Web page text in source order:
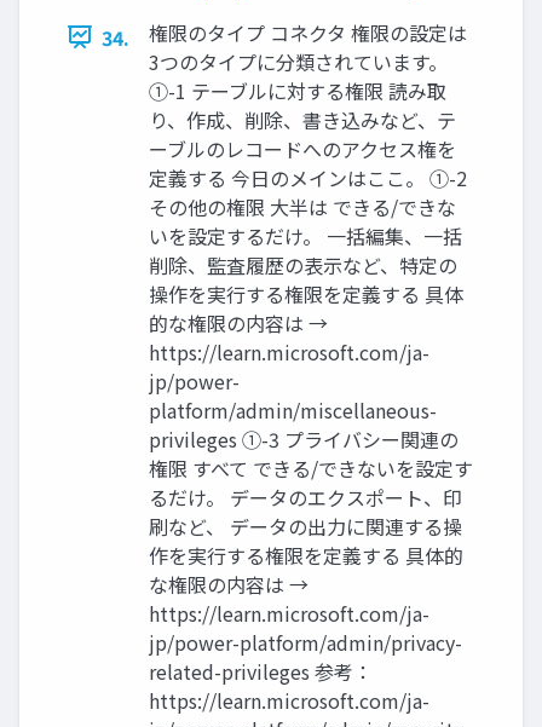
34.
権限のタイプ コネクタ 権限の設定は
3つのタイプに分類されています。
①-1 テーブルに対する権限 読み取
り、作成、削除、書き込みなど、テ
ーブルのレコードへのアクセス権を
定義する 今日のメインはここ。 ①-2
その他の権限 大半は できる/できな
いを設定するだけ。 一括編集、一括
削除、監査履歴の表示など、特定の
操作を実行する権限を定義する 具体
的な権限の内容は →
https://learn.microsoft.com/ja-
jp/power-
platform/admin/miscellaneous-
privileges ①-3 プライバシー関連の
権限 すべて できる/できないを設定す
るだけ。 データのエクスポート、印
刷など、 データの出力に関連する操
作を実行する権限を定義する 具体的
な権限の内容は →
https://learn.microsoft.com/ja-
jp/power-platform/admin/privacy-
related-privileges 参考：
https://learn.microsoft.com/ja-